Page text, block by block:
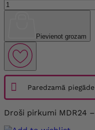
Pievienot grozam
Paredzamā piegāde
Droši pirkumi MDR24 –